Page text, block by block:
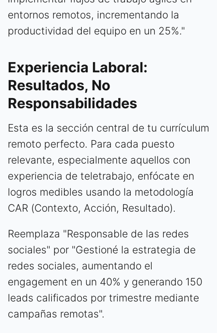
entornos remotos, incrementando la
productividad del equipo en un 25%."
Experiencia Laboral:
Resultados, No
Responsabilidades
Esta es la sección central de tu currículum
remoto perfecto. Para cada puesto
relevante, especialmente aquellos con
experiencia de teletrabajo, enfócate en
logros medibles usando la metodología
CAR (Contexto, Acción, Resultado).
Reemplaza "Responsable de las redes
sociales" por "Gestioné la estrategia de
redes sociales, aumentando el
engagement en un 40% y generando 150
leads calificados por trimestre mediante
campañas remotas".